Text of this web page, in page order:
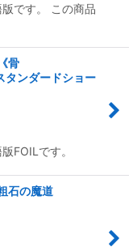
です。 この商品
骨
ンダードショー
FOILです。
石の魔道